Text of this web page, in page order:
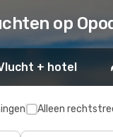
op
+ hotel
Alleen